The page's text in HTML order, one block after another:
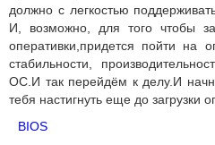
должно с легкостью
И, возможно, для того чтобы
оперативки,придется пойти на
стабильности,
ОС.И так перейдём к делу.И
тебя настигнуть еще до загрузки
BIOS